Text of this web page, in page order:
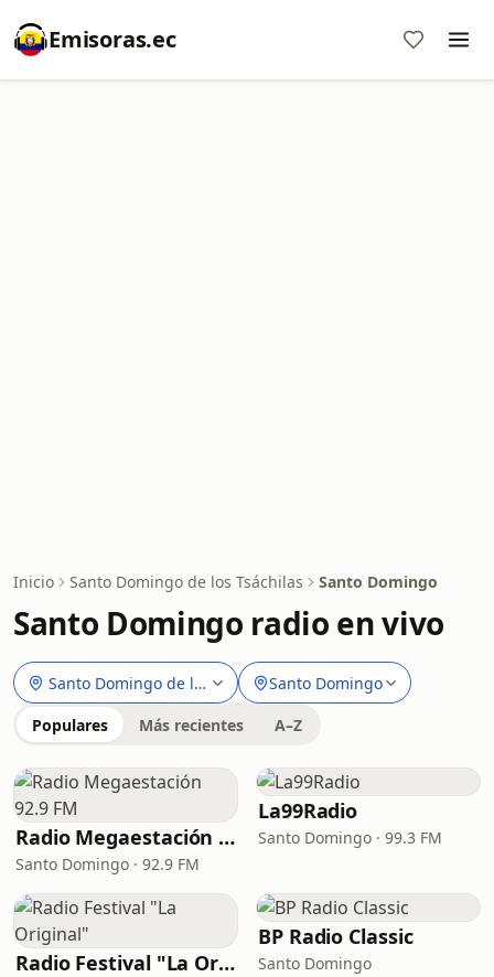
Emisoras.ec
Inicio Santo Domingo de los Tsáchilas Santo Domingo
Santo Domingo radio en vivo
Santo Domingo de los TsáchilasSanto Domingo
Populares Más recientes A–Z
Radio Megaestación 92.9 FM
Santo Domingo · 92.9 FM
La99Radio
Santo Domingo · 99.3 FM
Radio Festival "La Original"
BP Radio Classic
Santo Domingo